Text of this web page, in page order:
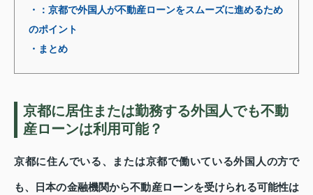
・：京都で外国人が不動産ローンをスムーズに進めるため
のポイント
・まとめ
京都に居住または勤務する外国人でも不動
産ローンは利用可能？
京都に住んでいる、または京都で働いている外国人の方で
も、日本の金融機関から不動産ローンを受けられる可能性は